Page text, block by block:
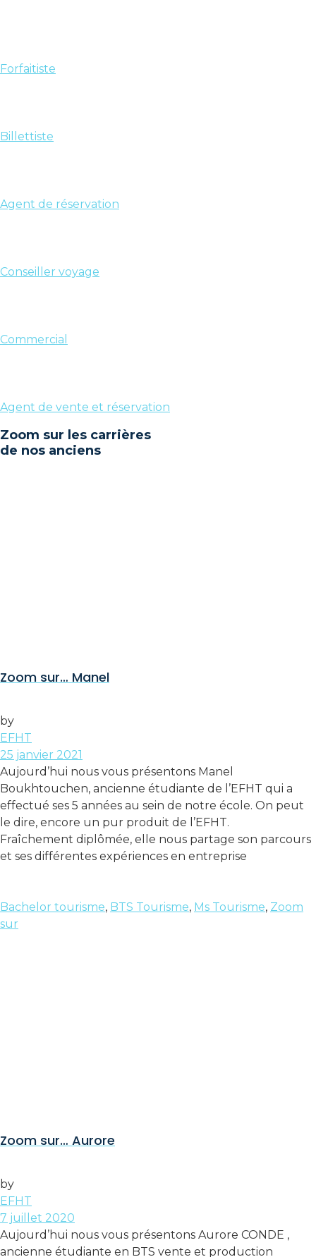
Forfaitiste
Billettiste
Agent de réservation
Conseiller voyage
Commercial
Agent de vente et réservation
Zoom sur les carrières
de nos anciens
Zoom sur… Manel
by
EFHT
25 janvier 2021
Aujourd’hui nous vous présentons Manel
Boukhtouchen, ancienne étudiante de l’EFHT qui a
effectué ses 5 années au sein de notre école. On peut
le dire, encore un pur produit de l’EFHT.
Fraîchement diplômée, elle nous partage son parcours
et ses différentes expériences en entreprise
Bachelor tourisme, BTS Tourisme, Ms Tourisme, Zoom
sur
Zoom sur… Aurore
by
EFHT
7 juillet 2020
Aujourd’hui nous vous présentons Aurore CONDE ,
ancienne étudiante en BTS vente et production